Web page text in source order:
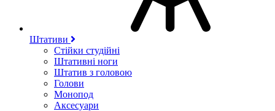
Штативи
Стійки студійні
Штативні ноги
Штатив з головою
Голови
Монопод
Аксесуари